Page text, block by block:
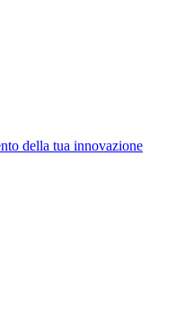
della tua innovazione